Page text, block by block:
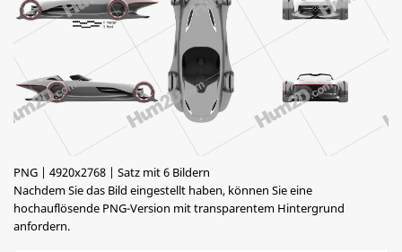
PNG | 4920x2768 | Satz mit 6 Bildern
Nachdem Sie das Bild eingestellt haben, können Sie eine
hochauflösende PNG-Version mit transparentem Hintergrund
anfordern.